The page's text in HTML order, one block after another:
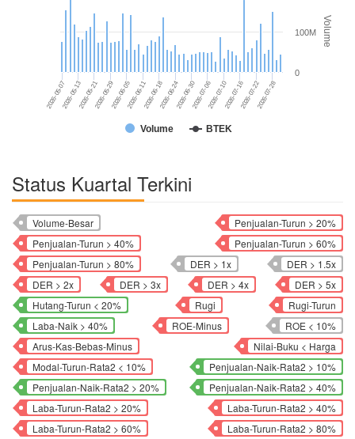
Volume
Volume BTEK
2026-05-07 2026-05-29 2026-06-18 2026-07-06 2026-07-22
2026-05-132026-05-21 2026-06-052026-06-11 2026-06-242026-06-30 2026-07-102026-07-16 2026-07-28
0
100M
Status Kuartal Terkini
Volume-Besar
Penjualan-Turun > 20%
Penjualan-Turun > 40%
Penjualan-Turun > 60%
Penjualan-Turun > 80%
DER > 1x
DER > 1.5x
DER > 2x
DER > 3x DER > 4x
DER > 5x
Hutang-Turun < 20%
Rugi
Rugi-Turun
Laba-Naik > 40%
ROE-Minus
ROE < 10%
Arus-Kas-Bebas-Minus
Nilai-Buku < Harga
Modal-Turun-Rata2 < 10%
Penjualan-Naik-Rata2 > 10%
Penjualan-Naik-Rata2 > 20%
Penjualan-Naik-Rata2 > 40%
Laba-Turun-Rata2 > 20%
Laba-Turun-Rata2 > 40%
Laba-Turun-Rata2 > 60%
Laba-Turun-Rata2 > 80%